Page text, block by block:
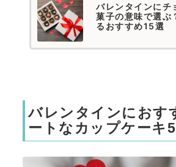
バレンタインにチ
菓子の意味で選ぶ
るおすすめ15選
バレンタインにおす
ートなカップケーキ